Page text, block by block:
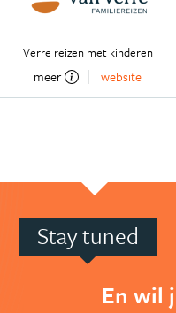
Verre reizen met kinderen
meer website
Stay tuned
En wil